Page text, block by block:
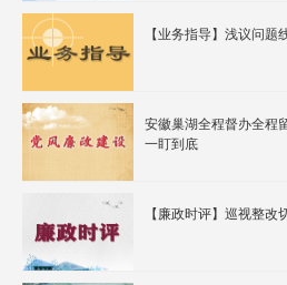
【业务指导】浅议问题
安徽巢湖全程督办全程
一盯到底
【廉政时评】巡视整改